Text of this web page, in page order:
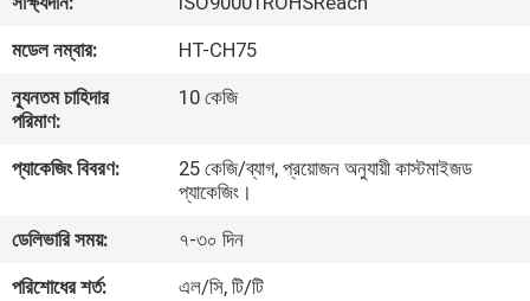
শো
আমাদের
কারখানা
ভ্রমণ
মডেল নম্বার:
HT-CH75
ন্যূনতম চাহিদার
পরিমাণ:
10 কেজি
প্যাকেজিং বিবরণ:
25 কেজি/ব্যাগ, প্রয়োজন অনুযায়ী কাস্টমাইজড
প্যাকেজিং।
ডেলিভারি সময়:
৭-৩০ দিন
পরিশোধের শর্ত:
এল/সি, টি/টি